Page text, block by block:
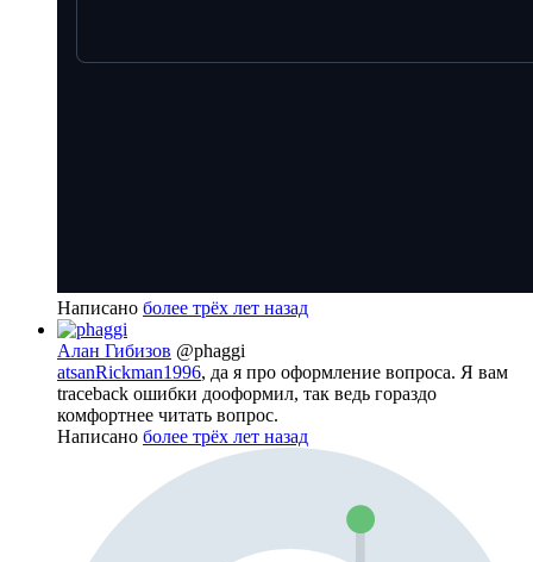
Написано более трёх лет назад
Алан Гибизов @phaggi
atsanRickman1996, да я про оформление вопроса. Я вам
traceback ошибки дооформил, так ведь гораздо
комфортнее читать вопрос.
Написано более трёх лет назад